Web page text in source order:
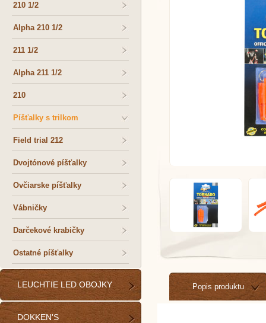
210 1/2
Alpha 210 1/2
211 1/2
Alpha 211 1/2
210
Píšťalky s trilkom
Field trial 212
Dvojtónové píšťalky
Ovčiarske píšťalky
Vábničky
Darčekové krabičky
Ostatné píšťalky
LEUCHTIE LED OBOJKY
DOKKEN'S
Popis produktu